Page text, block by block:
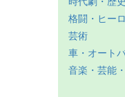
格闘・ヒー
芸術
車・オート
音楽・芸能